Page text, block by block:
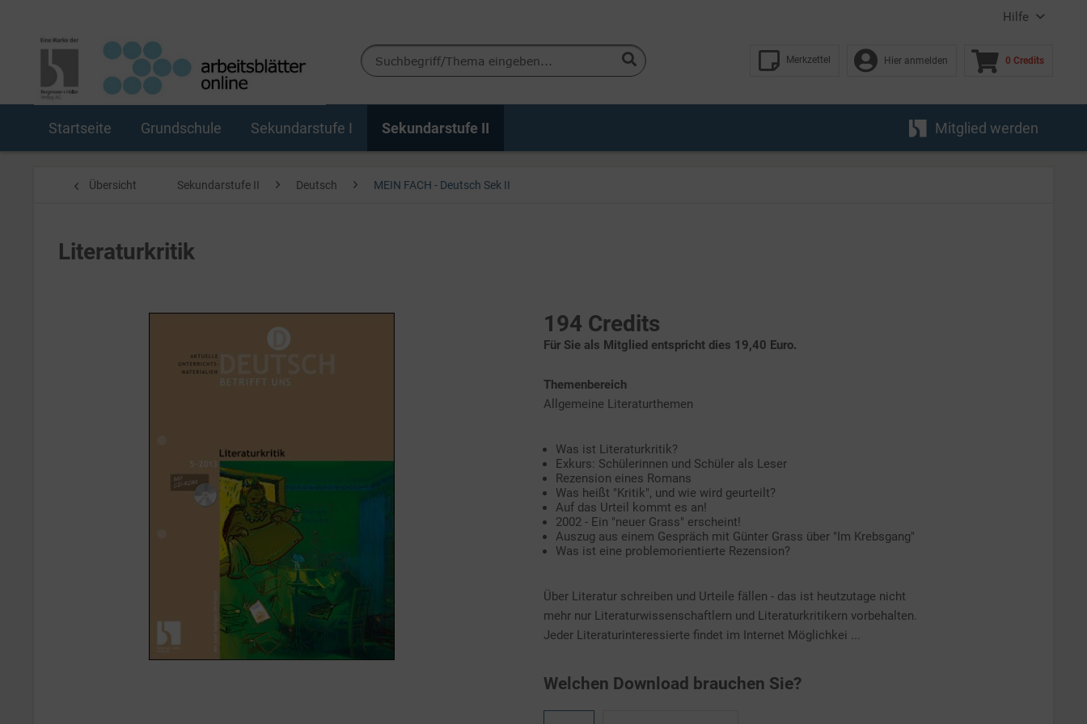
Hilfe
Merkzettel Hier anmelden 0 Credits
Startseite Grundschule Sekundarstufe I Sekundarstufe II Mitglied werden
Übersicht Sekundarstufe II Deutsch MEIN FACH - Deutsch Sek II
Literaturkritik
194 Credits
Für Sie als Mitglied entspricht dies 19,40 Euro.
Themenbereich
Allgemeine Literaturthemen
Was ist Literaturkritik?
Exkurs: Schülerinnen und Schüler als Leser
Rezension eines Romans
Was heißt "Kritik", und wie wird geurteilt?
Auf das Urteil kommt es an!
2002 - Ein "neuer Grass" erscheint!
Auszug aus einem Gespräch mit Günter Grass über "Im Krebsgang"
Was ist eine problemorientierte Rezension?
Über Literatur schreiben und Urteile fällen - das ist heutzutage nicht
mehr nur Literaturwissenschaftlern und Literaturkritikern vorbehalten.
Jeder Literaturinteressierte findet im Internet Möglichkei ...
Welchen Download brauchen Sie?